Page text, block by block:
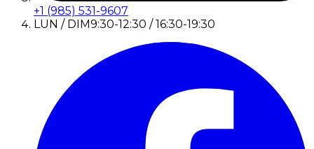
+1 (985) 531-9607
LUN / DIM9:30-12:30 / 16:30-19:30